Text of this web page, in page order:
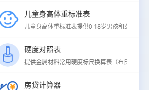
儿童身高体重标准表
儿童身高体重标准表提供0-18岁男孩和女孩身
硬度对照表
提供金属材料常用硬度标尺换算表（布氏HB、
房贷计算器